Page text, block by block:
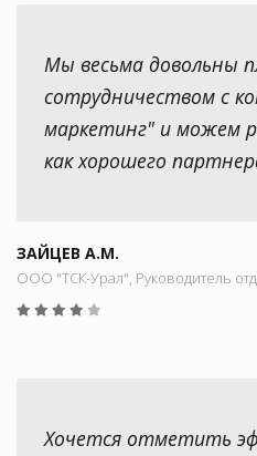
Мы весьма довольны
сотрудничеством с
маркетинг" и можем
как хорошего
ЗАЙЦЕВ А.М.
ООО "ТСК-Урал", Руководитель
Хочется отметить